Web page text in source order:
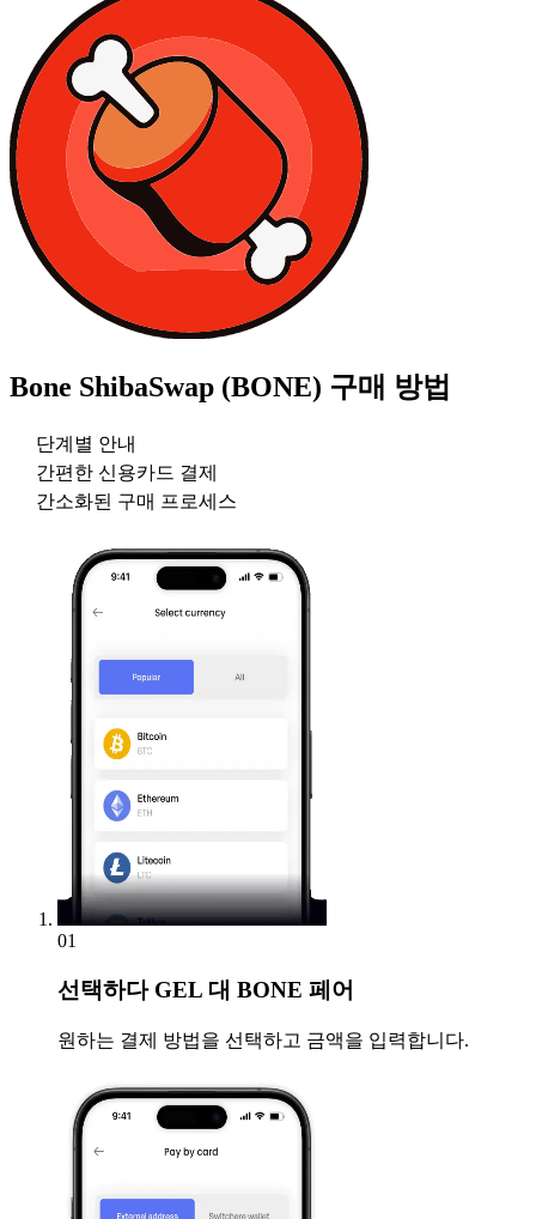
Bone ShibaSwap (BONE) 구매 방법
단계별 안내
간편한 신용카드 결제
간소화된 구매 프로세스
01
선택하다GEL 대 BONE 페어
원하는 결제 방법을 선택하고 금액을 입력합니다.